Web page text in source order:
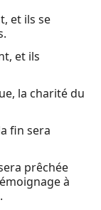
et ils se
et ils
la charité du
fin sera
prêchée
à